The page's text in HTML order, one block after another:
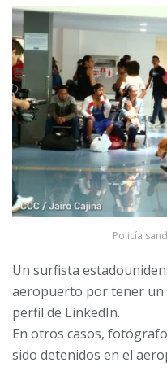
Policía
Un surfista
aeropuerto por tener
perfil de LinkedIn.
En otros casos,
sido detenidos en el